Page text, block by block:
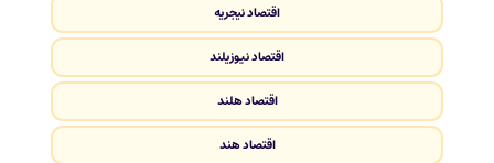
اقتصاد نیجریه
اقتصاد نیوزیلند
اقتصاد هلند
اقتصاد هند